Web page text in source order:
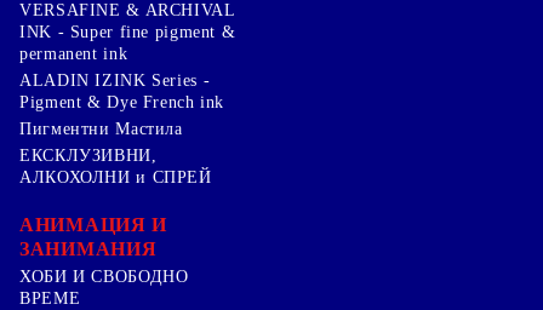
VERSAFINE & ARCHIVAL
INK - Super fine pigment &
permanent ink
ALADIN IZINK Series -
Pigment & Dye French ink
Пигментни Мастила
ЕКСКЛУЗИВНИ,
АЛКОХОЛНИ и СПРЕЙ
АНИМАЦИЯ И
ЗАНИМАНИЯ
ХОБИ И СВОБОДНО
ВРЕМЕ